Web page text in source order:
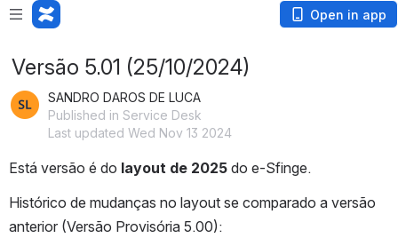
Open in app
Versão 5.01 (25/10/2024)
SANDRO DAROS DE LUCA
Published in Service Desk
Last updated Wed Nov 13 2024
Está versão é do layout de 2025 do e-Sfinge.
Histórico de mudanças no layout se comparado a versão
anterior (Versão Provisória 5.00):